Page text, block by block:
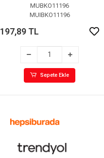
MUBKO11196
MUIBKO11196
197,89 TL
Sepete Ekle